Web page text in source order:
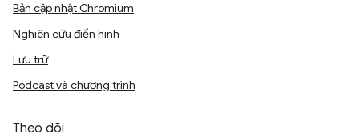
Bản cập nhật Chromium
Nghiên cứu điển hình
Lưu trữ
Podcast và chương trình
Theo dõi